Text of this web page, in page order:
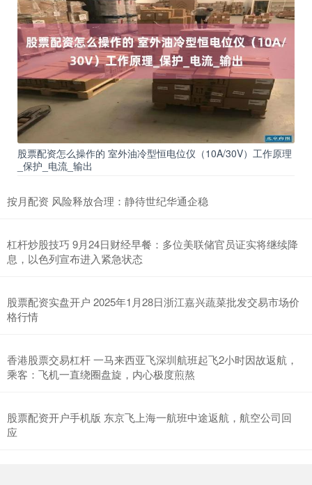
股票配资怎么操作的 室外油冷型恒电位仪（10A/30V）工作原理
_保护_电流_输出
按月配资 风险释放合理：静待世纪华通企稳
杠杆炒股技巧 9月24日财经早餐：多位美联储官员证实将继续降
息，以色列宣布进入紧急状态
股票配资实盘开户 2025年1月28日浙江嘉兴蔬菜批发交易市场价
格行情
香港股票交易杠杆 一马来西亚飞深圳航班起飞2小时因故返航，
乘客：飞机一直绕圈盘旋，内心极度煎熬
股票配资开户手机版 东京飞上海一航班中途返航，航空公司回
应